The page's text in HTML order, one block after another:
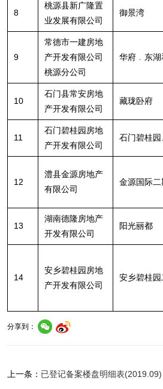
8
桃源县新广隆置
业发展有限公司
御景湾
9
常德市一建房地
产开发有限公司
桃源分公司
华府﹒东湖
10
石门县常安房地
产开发有限公司
藏珑卧府
11
石门碧桂园房地
产开发有限公司
石门碧桂
12
澧县金源房地产
有限公司
金源国际二
13
湖南德隆房地产
开发有限公司
阳光丽都
14
安乡碧桂园房地
产开发有限公司
安乡碧桂园
分享到：
上一条： 已登记备案楼盘明细表(2019.09)